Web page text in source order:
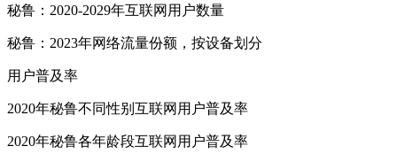
秘鲁：2020-2029年互联网用户数量
秘鲁：2023年网络流量份额，按设备划分
用户普及率
2020年秘鲁不同性别互联网用户普及率
2020年秘鲁各年龄段互联网用户普及率